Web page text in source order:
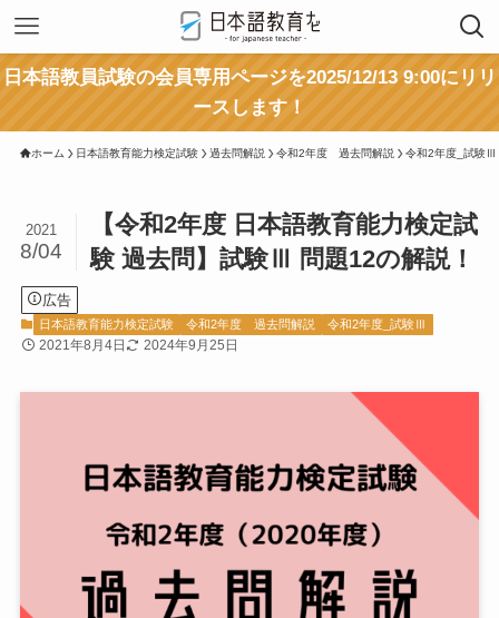
日本語教員試験の会員専用ページを2025/12/13 9:00にリリ
ースします！
ホーム 日本語教育能力検定試験 過去問解説 令和2年度 過去問解説 令和2年度_試験Ⅲ
【令和2年度 日本語教育能力検定試
験 過去問】試験Ⅲ 問題12の解説！
2021
8/04
広告
日本語教育能力検定試験 令和2年度 過去問解説 令和2年度_試験Ⅲ
2021年8月4日 2024年9月25日